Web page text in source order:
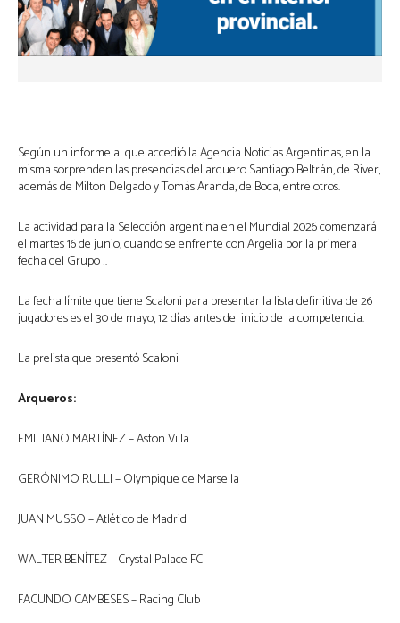
Según un informe al que accedió la Agencia Noticias Argentinas, en la
misma sorprenden las presencias del arquero Santiago Beltrán, de River,
además de Milton Delgado y Tomás Aranda, de Boca, entre otros.
La actividad para la Selección argentina en el Mundial 2026 comenzará
el martes 16 de junio, cuando se enfrente con Argelia por la primera
fecha del Grupo J.
La fecha límite que tiene Scaloni para presentar la lista definitiva de 26
jugadores es el 30 de mayo, 12 días antes del inicio de la competencia.
La prelista que presentó Scaloni
Arqueros:
EMILIANO MARTÍNEZ – Aston Villa
GERÓNIMO RULLI – Olympique de Marsella
JUAN MUSSO – Atlético de Madrid
WALTER BENÍTEZ – Crystal Palace FC
FACUNDO CAMBESES – Racing Club